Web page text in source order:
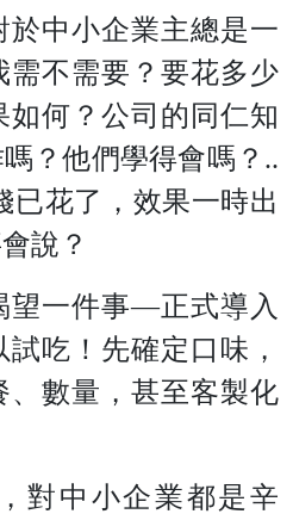
於中小企業主總是一
需不需要？要花多少
何？公司的同仁知
？他們學得會嗎？..
花了，效果一時出
說？
望一件事—正式導入
吃！先確定口味，
、數量，甚至客製化
對中小企業都是辛